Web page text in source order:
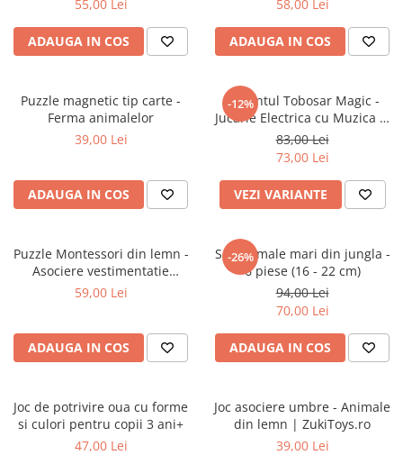
55,00 Lei
ADAUGA IN COS
58,00 Lei
ADAUGA IN COS
Puzzle magnetic tip carte -
Ferma animalelor
39,00 Lei
ADAUGA IN COS
-12%
Elefantul Tobosar Magic -
Jucarie Electrica cu Muzica si
Miscare pentru Copii 2-6 Ani
83,00 Lei
73,00 Lei
VEZI VARIANTE
Puzzle Montessori din lemn -
Asociere vestimentatie
animale, 4 personaje (urs,
59,00 Lei
ADAUGA IN COS
-26%
Set animale mari din jungla -
6 piese (16 - 22 cm)
94,00 Lei
70,00 Lei
ADAUGA IN COS
Joc de potrivire oua cu forme
si culori pentru copii 3 ani+
47,00 Lei
Joc asociere umbre - Animale
din lemn | ZukiToys.ro
39,00 Lei